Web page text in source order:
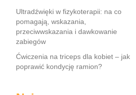
Ultradźwięki w fizykoterapii: na co
pomagają, wskazania,
przeciwwskazania i dawkowanie
zabiegów
Ćwiczenia na triceps dla kobiet – jak
poprawić kondycję ramion?